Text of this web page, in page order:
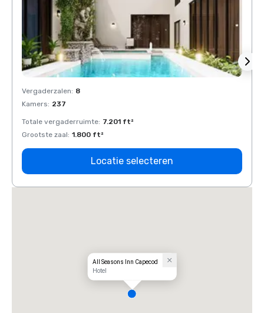
Vergaderzalen: 8
Kamers: 237
Totale vergaderruimte: 7.201 ft²
Grootste zaal: 1.800 ft²
Locatie selecteren
All Seasons Inn Capecod
Hotel